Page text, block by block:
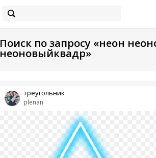
Поиск по запросу «неон
неоновыйквадр»
plenan
треугольник